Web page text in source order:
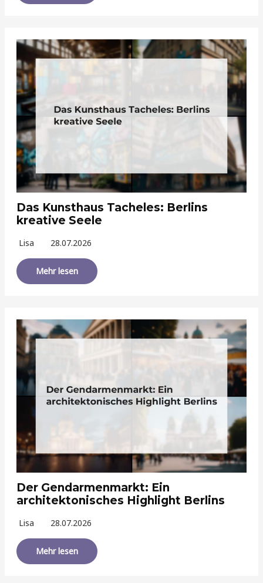
Das Kunsthaus Tacheles: Berlins
kreative Seele
Lisa 28.07.2026
Mehr lesen
Der Gendarmenmarkt: Ein
architektonisches Highlight Berlins
Lisa 28.07.2026
Mehr lesen